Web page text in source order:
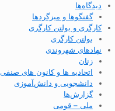
دیدگاه‌ها
گفتگوها و میزگردها
کارگری و بولتن کارگری
بولتن کارگری
نهادهای شهروندی
زنان
اتحادیه ها و کانون های صنفی
دانشجویی و دانش‌آموزی
گزارش‌ها
ملی – قومی